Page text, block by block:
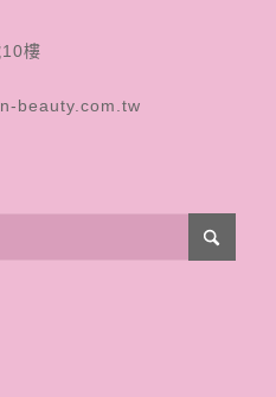
樓
beauty.com.tw